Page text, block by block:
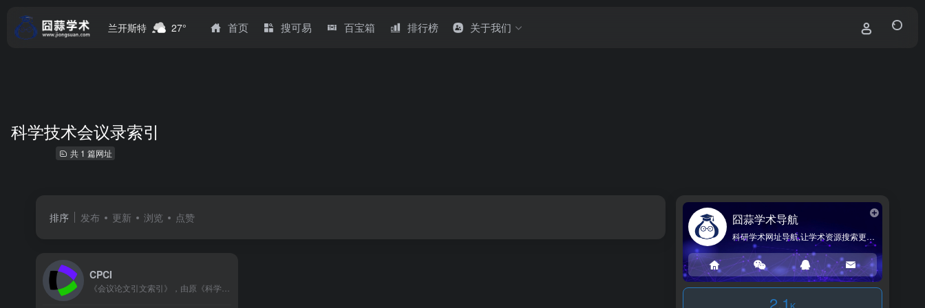
兰开斯特 27° 首页 搜可易 百宝箱 排行榜 关于我们
科学技术会议录索引
共 1 篇网址
排序 发布 更新 浏览 点赞
‌CPCI
囧蒜学术导航
科研学术网址导航,让学术资源搜索更简单!
2.1 K